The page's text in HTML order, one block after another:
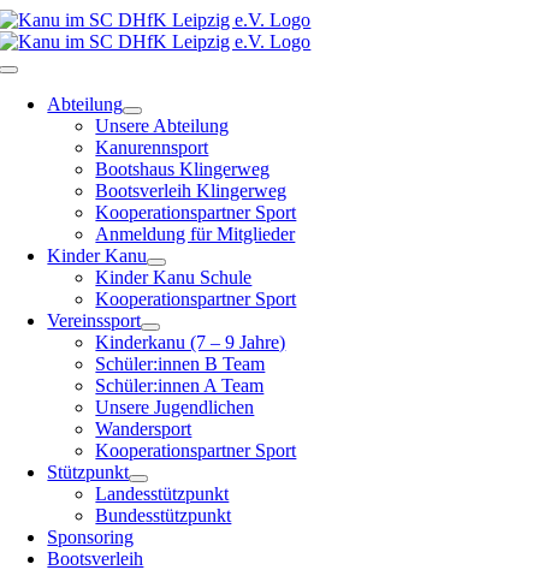
Zum
Inhalt
springen
Toggle
NavigationAbteilung
Unsere Abteilung
Kanurennsport
Bootshaus Klingerweg
Bootsverleih Klingerweg
Kooperationspartner Sport
Anmeldung für Mitglieder
Kinder Kanu
Kinder Kanu Schule
Kooperationspartner Sport
Vereinssport
Kinderkanu (7 – 9 Jahre)
Schüler:innen B Team
Schüler:innen A Team
Unsere Jugendlichen
Wandersport
Kooperationspartner Sport
Stützpunkt
Landesstützpunkt
Bundesstützpunkt
Sponsoring
Bootsverleih